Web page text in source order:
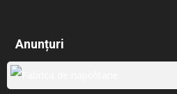
Anunțuri